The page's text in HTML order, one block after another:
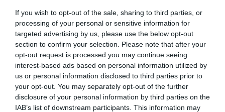
If you wish to opt-out of the sale, sharing to third parties, or
processing of your personal or sensitive information for
targeted advertising by us, please use the below opt-out
section to confirm your selection. Please note that after your
opt-out request is processed you may continue seeing
interest-based ads based on personal information utilized by
us or personal information disclosed to third parties prior to
your opt-out. You may separately opt-out of the further
disclosure of your personal information by third parties on the
IAB’s list of downstream participants. This information may
PARTAGER L'ARTICLE
FacebookTwitterPinterestLinkedInEmail Print